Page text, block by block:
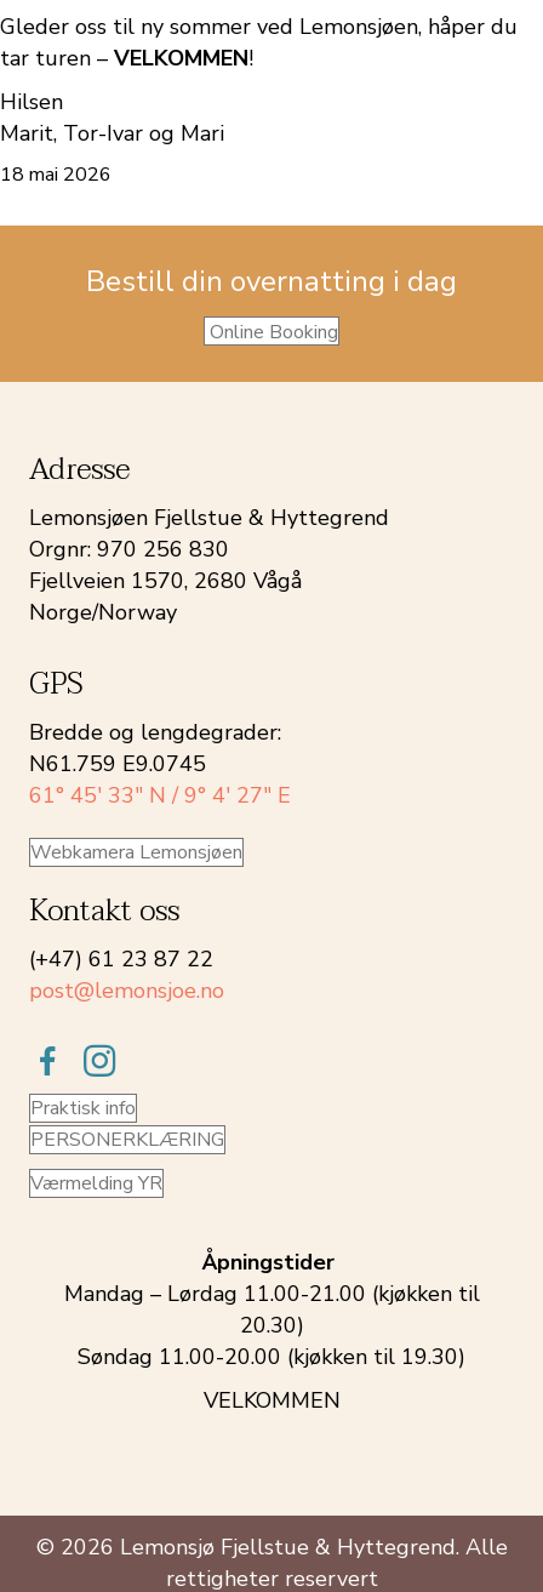
Gleder oss til ny sommer ved Lemonsjøen, håper du
tar turen – VELKOMMEN!
Hilsen
Marit, Tor-Ivar og Mari
18 mai 2026
Bestill din overnatting i dag
Online Booking
Adresse
Lemonsjøen Fjellstue & Hyttegrend
Orgnr: 970 256 830
Fjellveien 1570, 2680 Vågå
Norge/Norway
GPS
Bredde og lengdegrader:
N61.759 E9.0745
61° 45′ 33″ N / 9° 4′ 27″ E
Webkamera Lemonsjøen
Kontakt oss
(+47) 61 23 87 22
post@lemonsjoe.no
Praktisk info
PERSONERKLÆRING
Værmelding YR
Åpningstider
Mandag – Lørdag 11.00-21.00 (kjøkken til
20.30)
Søndag 11.00-20.00 (kjøkken til 19.30)
VELKOMMEN
© 2026 Lemonsjø Fjellstue & Hyttegrend. Alle
rettigheter reservert